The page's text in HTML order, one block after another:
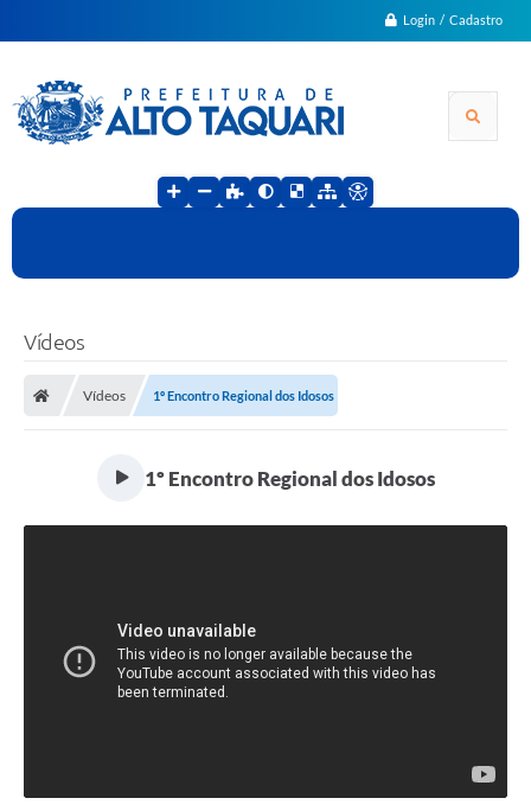
Login / Cadastro
Vídeos
Vídeos 1º Encontro Regional dos Idosos
1º Encontro Regional dos Idosos